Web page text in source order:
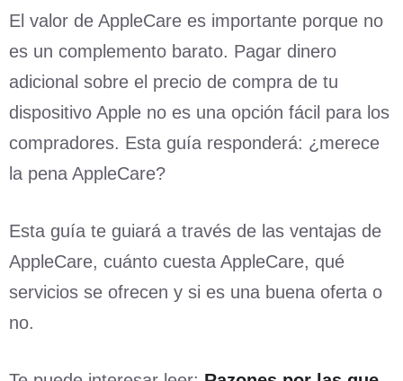
El valor de AppleCare es importante porque no
es un complemento barato. Pagar dinero
adicional sobre el precio de compra de tu
dispositivo Apple no es una opción fácil para los
compradores. Esta guía responderá: ¿merece
la pena AppleCare?
Esta guía te guiará a través de las ventajas de
AppleCare, cuánto cuesta AppleCare, qué
servicios se ofrecen y si es una buena oferta o
no.